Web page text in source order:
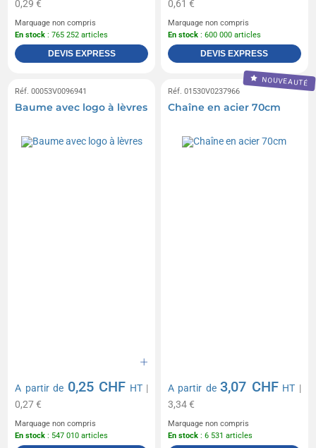
0,29 €
Marquage non compris
En stock : 765 252 articles
DEVIS EXPRESS
0,61 €
Marquage non compris
En stock : 600 000 articles
DEVIS EXPRESS
Réf. 00053V0096941
Baume avec logo à lèvres
A partir de 0,25 CHF HT|
0,27 €
Marquage non compris
En stock : 547 010 articles
NOUVEAUTÉ
Réf. 01530V0237966
Chaîne en acier 70cm
A partir de3,07 CHF HT |
3,34 €
Marquage non compris
En stock : 6 531 articles